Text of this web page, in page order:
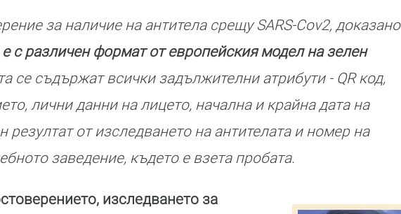
за наличие на антитела срещу SARS-Cov2, доказано
е с различен формат от европейския модел на зелен
се съдържат всички задължителни атрибути - QR код,
лични данни на лицето, начална и крайна дата на
резултат от изследването на антителата и номер на
заведение, където е взета пробата.
изследването за